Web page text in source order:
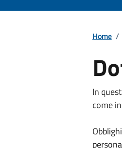
Home /
In
come